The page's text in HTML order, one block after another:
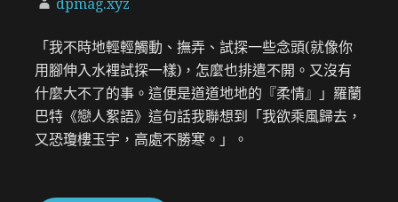
dpmag.xyz
「我不時地輕輕觸動、撫弄、試探一些念頭(就像你
用腳伸入水裡試探一樣)，怎麼也排遣不開。又沒有
什麼大不了的事。這便是道道地地的『柔情』」羅蘭
巴特《戀人絮語》這句話我聯想到「我欲乘風歸去，
又恐瓊樓玉宇，高處不勝寒。」。